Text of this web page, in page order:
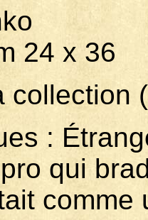
24 x 36
collection
:
qui